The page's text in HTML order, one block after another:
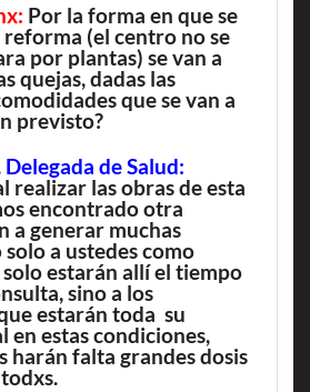
Por la forma en que se
(el centro no se
por plantas) se van a
quejas, dadas las
que se van a
previsto?
Delegada de Salud:
realizar las obras de esta
encontrado otra
a generar muchas
a ustedes como
estarán allí el tiempo
sino a los
estarán toda su
en estas condiciones,
harán falta grandes dosis